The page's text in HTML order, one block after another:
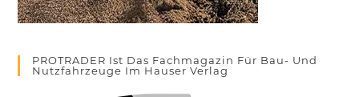
PROTRADER Ist Das Fachmagazin Für Bau- Und
Nutzfahrzeuge Im Hauser Verlag